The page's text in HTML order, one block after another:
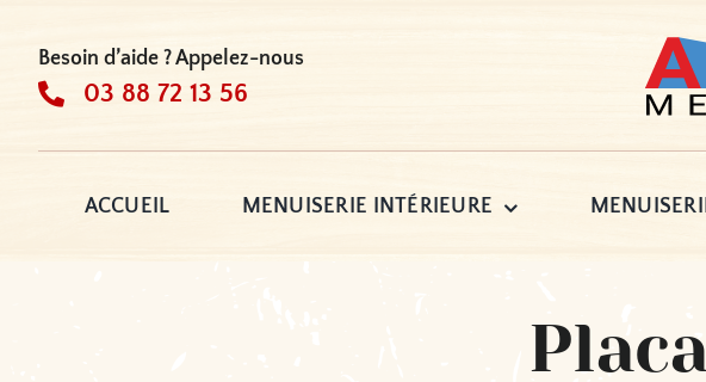
contenu
Besoin d’aide ? Appelez-nous
03 88 72 13 56
ACCUEIL MENUISERIE INTÉRIEURE